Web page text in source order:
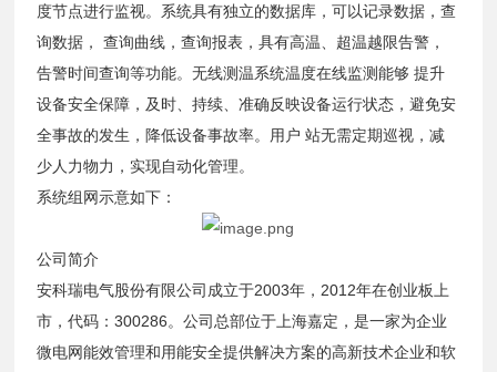
度节点进行监视。系统具有独立的数据库，可以记录数据，查
询数据， 查询曲线，查询报表，具有高温、超温越限告警，
告警时间查询等功能。无线测温系统温度在线监测能够 提升
设备安全保障，及时、持续、准确反映设备运行状态，避免安
全事故的发生，降低设备事故率。用户 站无需定期巡视，减
少人力物力，实现自动化管理。
系统组网示意如下：
公司简介
安科瑞电气股份有限公司成立于2003年，2012年在创业板上
市，代码：300286。公司总部位于上海嘉定，是一家为企业
微电网能效管理和用能安全提供解决方案的高新技术企业和软